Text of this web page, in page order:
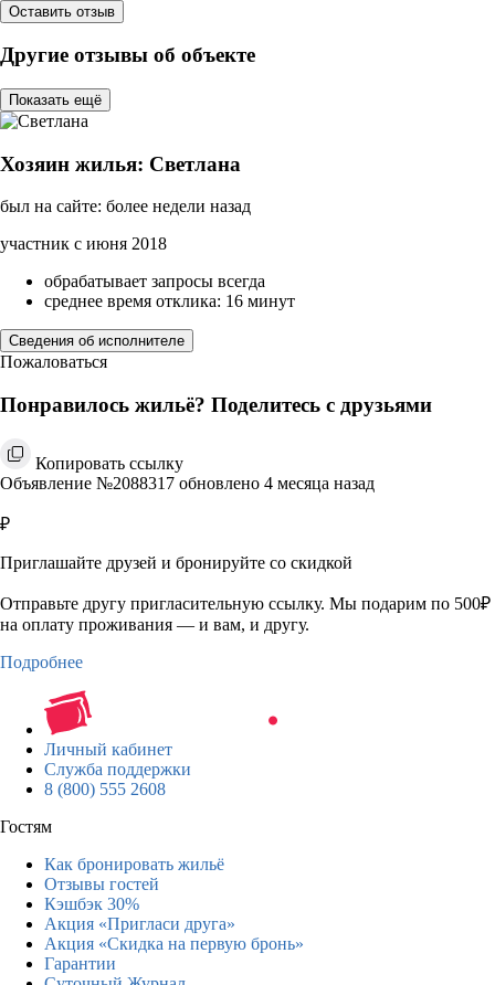
Оставить отзыв
Другие отзывы об объекте
Показать ещё
Хозяин жилья: Светлана
был на сайте: более недели назад
участник с июня 2018
обрабатывает запросы всегда
среднее время отклика: 16 минут
Сведения об исполнителе
Пожаловаться
Понравилось жильё? Поделитесь с друзьями
Копировать ссылку
Объявление №2088317 обновлено 4 месяца назад
₽
Приглашайте друзей и бронируйте со скидкой
Отправьте другу пригласительную ссылку. Мы подарим по 500₽
на оплату проживания — и вам, и другу.
Подробнее
Личный кабинет
Служба поддержки
8 (800) 555 2608
Гостям
Как бронировать жильё
Отзывы гостей
Кэшбэк 30%
Акция «Пригласи друга»
Акция «Скидка на первую бронь»
Гарантии